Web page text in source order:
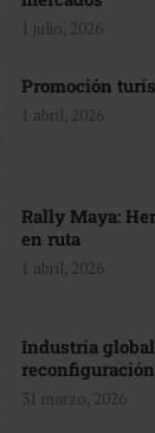
1 julio, 2026
Promoción
1 abril, 2026
Rally Maya:
en ruta
1 abril, 2026
Industria
reconfiguración
31 marzo, 2026